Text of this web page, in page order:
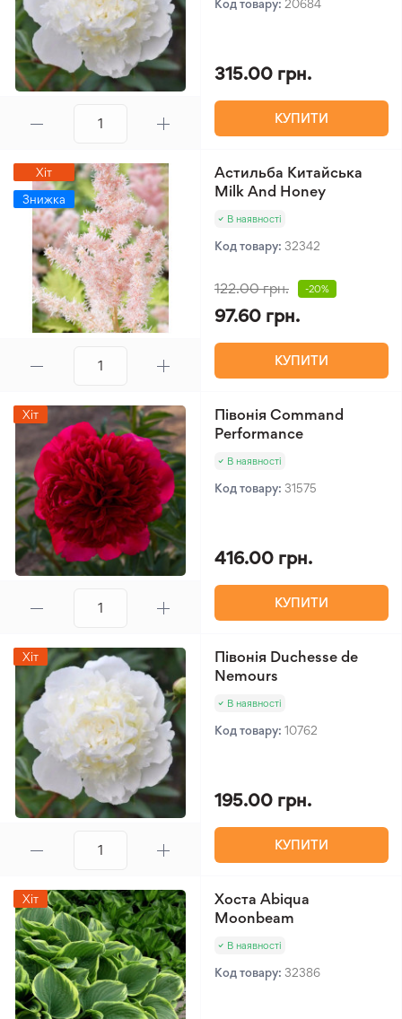
Код товару: 20684
315.00 грн.
КУПИТИ
Хіт
Знижка
Астильба Китайська
Milk And Honey
В наявності
Код товару: 32342
122.00 грн. -20%
97.60 грн.
КУПИТИ
Хіт
Півонія Command
Performance
В наявності
Код товару: 31575
416.00 грн.
КУПИТИ
Хіт
Півонія Duchesse de
Nemours
В наявності
Код товару: 10762
195.00 грн.
КУПИТИ
Хіт
Хоста Abiqua
Moonbeam
В наявності
Код товару: 32386